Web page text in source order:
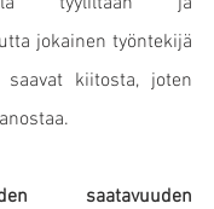
jokainen työntekijä
kiitosta, joten
saatavuuden